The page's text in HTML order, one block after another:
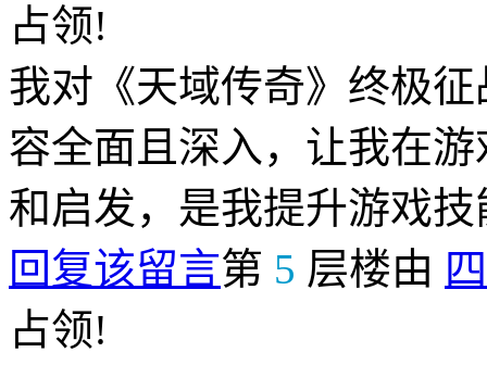
占领!
我对《天域传奇》终极
容全面且深入，让我在
和启发，是我提升游戏
回复该留言第 5 层楼由
占领!